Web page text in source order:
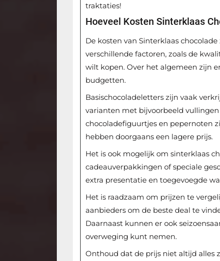
traktaties!
Hoeveel Kosten Sinterklaas
De kosten van Sinterklaas
verschillende factoren, zoals de
wilt kopen. Over het algemeen zijn
budgetten.
Basischocoladeletters zijn vaak
varianten met bijvoorbeeld
chocoladefiguurtjes en pepernoten
hebben doorgaans een lagere prijs.
Het is ook mogelijk om sinterklaas
cadeauverpakkingen of speciale
extra presentatie en toegevoegde
Het is raadzaam om prijzen te
aanbieders om de beste deal te
Daarnaast kunnen er ook
overweging kunt nemen.
Onthoud dat de prijs niet altijd alles